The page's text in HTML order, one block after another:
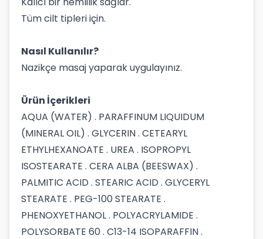
Tüm cilt tipleri için.
Nasıl Kullanılır?
Nazikçe masaj yaparak uygulayınız.
Ürün İçerikleri
AQUA (WATER) . PARAFFINUM LIQUIDUM
(MINERAL OIL) . GLYCERIN . CETEARYL
ETHYLHEXANOATE . UREA . ISOPROPYL
ISOSTEARATE . CERA ALBA (BEESWAX) .
PALMITIC ACID . STEARIC ACID . GLYCERYL
STEARATE . PEG-100 STEARATE .
PHENOXYETHANOL . POLYACRYLAMIDE .
POLYSORBATE 60 . C13-14 ISOPARAFFIN .